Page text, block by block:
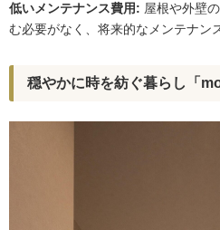
低いメンテナンス費用: 屋根や外壁
む必要がなく、将来的なメンテナン
穏やかに時を紡ぐ暮らし「